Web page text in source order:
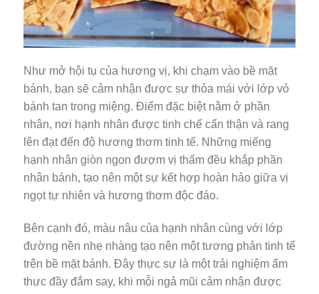
Như mở hội tụ của hương vị, khi chạm vào bề mặt
bánh, bạn sẽ cảm nhận được sự thỏa mái với lớp vỏ
bánh tan trong miệng. Điểm đặc biệt nằm ở phần
nhân, nơi hạnh nhân được tinh chế cẩn thận và rang
lên đạt đến độ hương thơm tinh tế. Những miếng
hạnh nhân giòn ngon đượm vị thấm đều khắp phần
nhân bánh, tạo nên một sự kết hợp hoàn hảo giữa vị
ngọt tự nhiên và hương thơm độc đáo.
Bên cạnh đó, màu nâu của hạnh nhân cùng với lớp
đường nền nhẹ nhàng tạo nên một tương phản tinh tế
trên bề mặt bánh. Đây thực sự là một trải nghiệm ẩm
thực đầy đắm say, khi mỗi ngả mũi cảm nhận được